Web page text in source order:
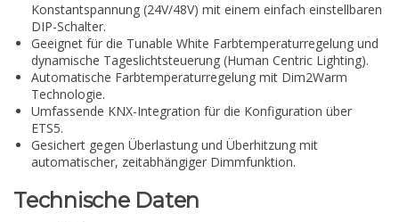
Konstantspannung (24V/48V) mit einem einfach einstellbaren
DIP-Schalter.
Geeignet für die Tunable White Farbtemperaturregelung und
dynamische Tageslichtsteuerung (Human Centric Lighting).
Automatische Farbtemperaturregelung mit Dim2Warm
Technologie.
Umfassende KNX-Integration für die Konfiguration über
ETS5.
Gesichert gegen Überlastung und Überhitzung mit
automatischer, zeitabhängiger Dimmfunktion.
Technische Daten